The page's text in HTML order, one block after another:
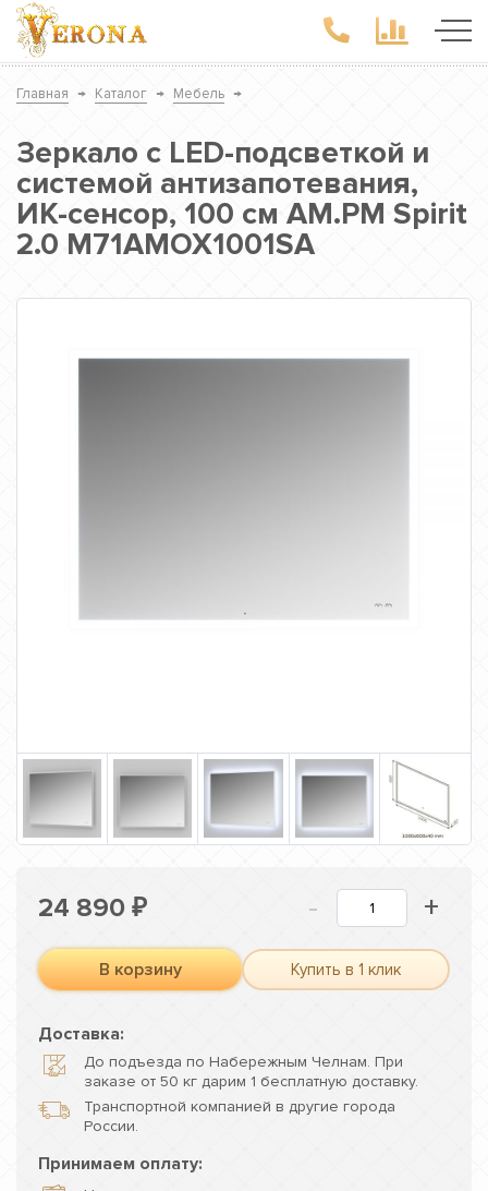
Главная → Каталог → Мебель →
Зеркало с LED-подсветкой и
системой антизапотевания,
ИК-сенсор, 100 см AM.PM Spirit
2.0 M71AMOX1001SA
24 890 ₽ - +
В корзину Купить в 1 клик
Доставка:
До подъезда по Набережным Челнам. При
заказе от 50 кг дарим 1 бесплатную доставку.
Транспортной компанией в другие города
России.
Принимаем оплату: